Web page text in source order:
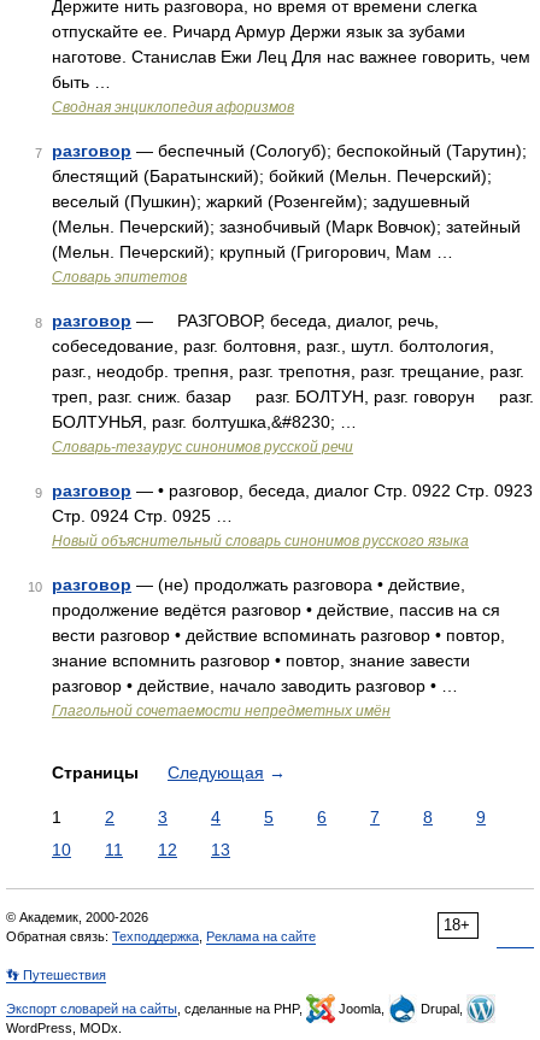
Держите нить разговора, но время от времени слегка
отпускайте ее. Ричард Армур Держи язык за зубами
наготове. Станислав Ежи Лец Для нас важнее говорить, чем
быть …
Сводная энциклопедия афоризмов
7 разговор — беспечный (Сологуб); беспокойный (Тарутин);
блестящий (Баратынский); бойкий (Мельн. Печерский);
веселый (Пушкин); жаркий (Розенгейм); задушевный
(Мельн. Печерский); зазнобчивый (Марк Вовчок); затейный
(Мельн. Печерский); крупный (Григорович, Мам …
Словарь эпитетов
8 разговор — РАЗГОВОР, беседа, диалог, речь,
собеседование, разг. болтовня, разг., шутл. болтология,
разг., неодобр. трепня, разг. трепотня, разг. трещание, разг.
треп, разг. сниж. базар разг. БОЛТУН, разг. говорун разг.
БОЛТУНЬЯ, разг. болтушка,&#8230; …
Словарь-тезаурус синонимов русской речи
9 разговор — • разговор, беседа, диалог Стр. 0922 Стр. 0923
Стр. 0924 Стр. 0925 …
Новый объяснительный словарь синонимов русского языка
10 разговор — (не) продолжать разговора • действие,
продолжение ведётся разговор • действие, пассив на ся
вести разговор • действие вспоминать разговор • повтор,
знание вспомнить разговор • повтор, знание завести
разговор • действие, начало заводить разговор • …
Глагольной сочетаемости непредметных имён
Страницы Следующая →
1 2 3 4 5 6 7 8
9
10
11 12 13
18+
© Академик, 2000-2026
Обратная связь: Техподдержка Реклама на сайте
👣 Путешествия
Экспорт словарей на сайты , сделанные на PHP, Joomla,
Drupal,
WordPress, MODx.